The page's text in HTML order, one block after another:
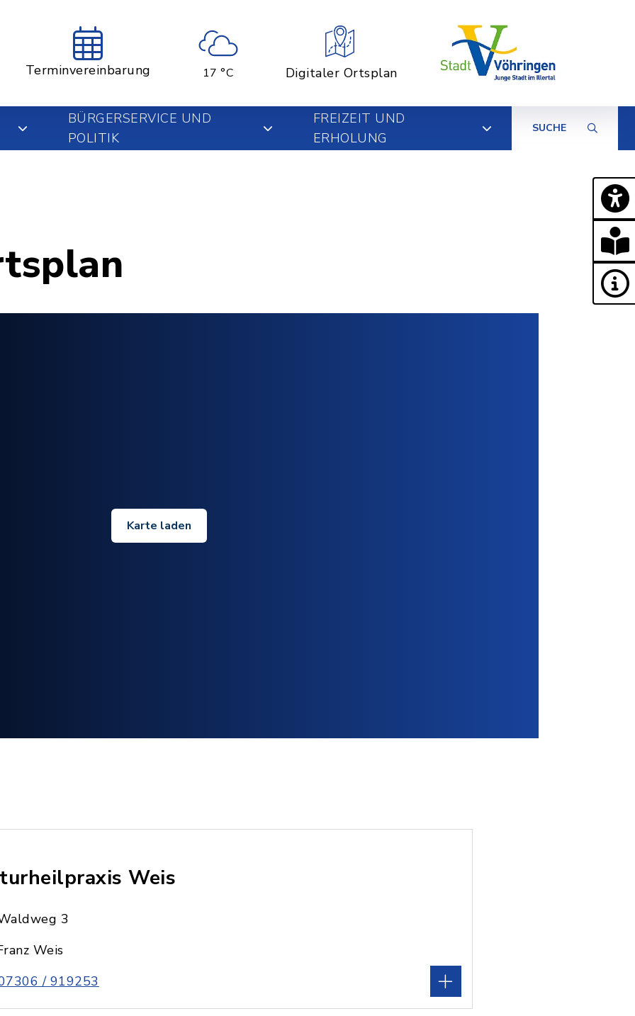
Terminvereinbarung 17 °C Digitaler Ortsplan
BÜRGERSERVICE UND
POLITIK
FREIZEIT UND
ERHOLUNG
SUCHE
Karte laden
Weis
3
Weis
/ 919253